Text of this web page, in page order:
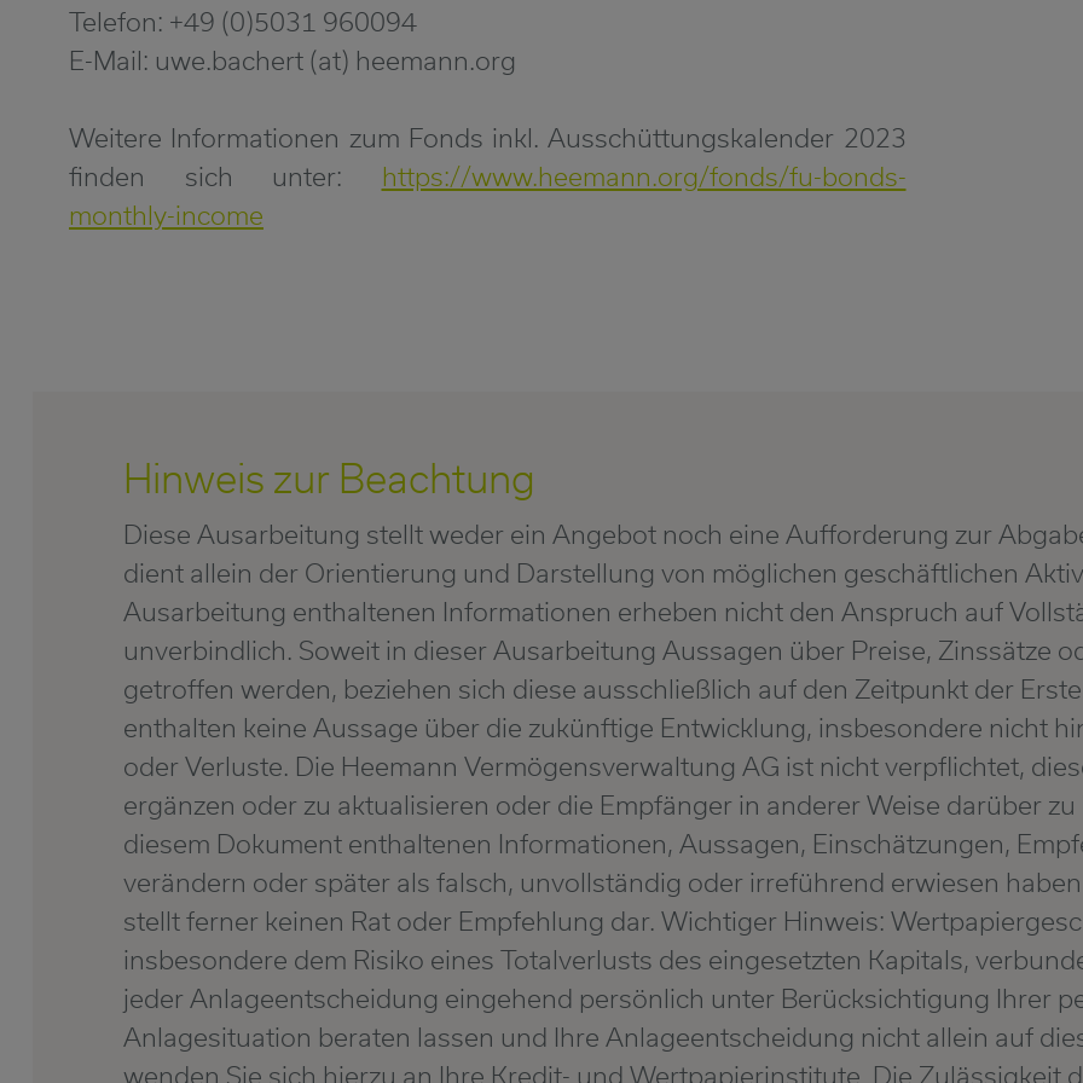
Telefon: +49 (0)5031 960094
E-Mail: uwe.bachert (at) heemann.org
Weitere Informationen zum Fonds inkl. Ausschüttungskalender 2023
finden sich unter: https://www.heemann.org/fonds/fu-bonds-
monthly-income
Hinweis zur Beachtung
Diese Ausarbeitung stellt weder ein Angebot noch eine Aufforderung zur
dient allein der Orientierung und Darstellung von möglichen geschäftlichen
Ausarbeitung enthaltenen Informationen erheben nicht den Anspruch auf
unverbindlich. Soweit in dieser Ausarbeitung Aussagen über Preise, Zinssätze
getroffen werden, beziehen sich diese ausschließlich auf den Zeitpunkt der
enthalten keine Aussage über die zukünftige Entwicklung, insbesondere nicht
oder Verluste. Die Heemann Vermögensverwaltung AG ist nicht verpflichtet,
ergänzen oder zu aktualisieren oder die Empfänger in anderer Weise darüber
diesem Dokument enthaltenen Informationen, Aussagen, Einschätzungen,
verändern oder später als falsch, unvollständig oder irreführend erwiesen
stellt ferner keinen Rat oder Empfehlung dar. Wichtiger Hinweis:
insbesondere dem Risiko eines Totalverlusts des eingesetzten Kapitals,
jeder Anlageentscheidung eingehend persönlich unter Berücksichtigung Ihrer
Anlagesituation beraten lassen und Ihre Anlageentscheidung nicht allein auf